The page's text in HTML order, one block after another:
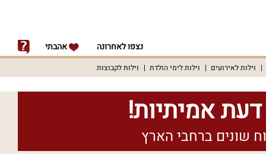
נצפו לאחרונה אהבתי
וילות לאירועים וילות לימי הולדת וילות לקבוצות